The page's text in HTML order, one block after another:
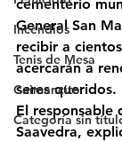
Incendios
Tenis de Mesa
Caimancito
Categoría sin
cementerio
General San
recibir a
acercarán a
seres queridos.
El responsable
Saavedra,